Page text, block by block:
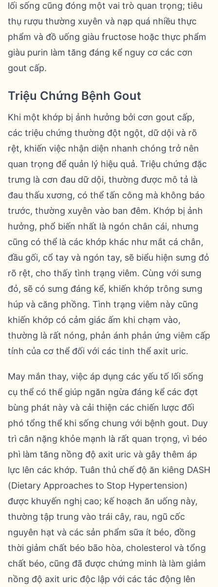
lối sống cũng đóng một vai trò quan trọng; tiêu
thụ rượu thường xuyên và nạp quá nhiều thực
phẩm và đồ uống giàu fructose hoặc thực phẩm
giàu purin làm tăng đáng kể nguy cơ các cơn
gout cấp.
Triệu Chứng Bệnh Gout
Khi một khớp bị ảnh hưởng bởi cơn gout cấp,
các triệu chứng thường đột ngột, dữ dội và rõ
rệt, khiến việc nhận diện nhanh chóng trở nên
quan trọng để quản lý hiệu quả. Triệu chứng đặc
trưng là cơn đau dữ dội, thường được mô tả là
đau thấu xương, có thể tấn công mà không báo
trước, thường xuyên vào ban đêm. Khớp bị ảnh
hưởng, phổ biến nhất là ngón chân cái, nhưng
cũng có thể là các khớp khác như mắt cá chân,
đầu gối, cổ tay và ngón tay, sẽ biểu hiện sưng đỏ
rõ rệt, cho thấy tình trạng viêm. Cùng với sưng
đỏ, sẽ có sưng đáng kể, khiến khớp trông sưng
húp và căng phồng. Tình trạng viêm này cũng
khiến khớp có cảm giác ấm khi chạm vào,
thường là rất nóng, phản ánh phản ứng viêm cấp
tính của cơ thể đối với các tinh thể axit uric.
May mắn thay, việc áp dụng các yếu tố lối sống
cụ thể có thể giúp ngăn ngừa đáng kể các đợt
bùng phát này và cải thiện các chiến lược đối
phó tổng thể khi sống chung với bệnh gout. Duy
trì cân nặng khỏe mạnh là rất quan trọng, vì béo
phì làm tăng nồng độ axit uric và gây thêm áp
lực lên các khớp. Tuân thủ chế độ ăn kiêng DASH
(Dietary Approaches to Stop Hypertension)
được khuyến nghị cao; kế hoạch ăn uống này,
thường tập trung vào trái cây, rau, ngũ cốc
nguyên hạt và các sản phẩm sữa ít béo, đồng
thời giảm chất béo bão hòa, cholesterol và tổng
chất béo, cũng đã được chứng minh là làm giảm
nồng độ axit uric độc lập với các tác động lên